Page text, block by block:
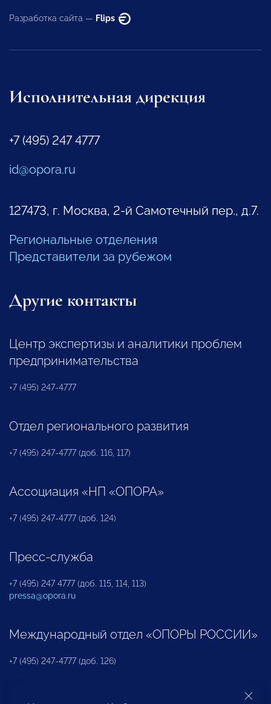
Разработка сайта — Flips
Исполнительная дирекция
+7 (495) 247 4777
id@opora.ru
127473, г. Москва, 2-й Самотечный пер., д.7.
Региональные отделения
Представители за рубежом
Другие контакты
Центр экспертизы и аналитики проблем
предпринимательства
+7 (495) 247-4777
Отдел регионального развития
+7 (495) 247-4777 (доб. 116, 117)
Ассоциация «НП «ОПОРА»
+7 (495) 247-4777 (доб. 124)
Пресс-служба
+7 (495) 247 4777 (доб. 115, 114, 113)
pressa@opora.ru
Международный отдел «ОПОРЫ РОССИИ»
+7 (495) 247-4777 (доб. 126)
Бюро по защите прав предпринимателей и